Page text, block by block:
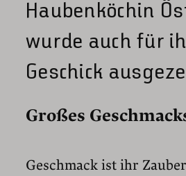
Haubenköchin
wurde auch für
Geschick
Großes
Geschmack ist ihr